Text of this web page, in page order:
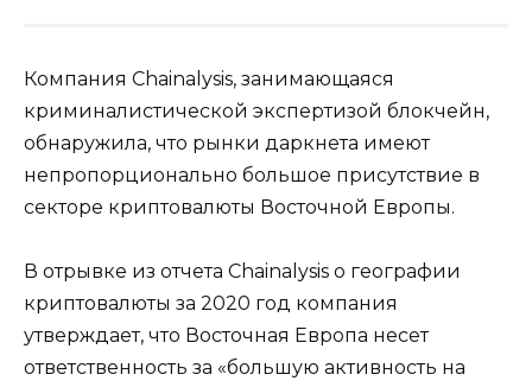
Компания Chainalysis, занимающаяся
криминалистической экспертизой блокчейн,
обнаружила, что рынки даркнета имеют
непропорционально большое присутствие в
секторе криптовалюты Восточной Европы.
В отрывке из отчета Chainalysis о географии
криптовалюты за 2020 год компания
утверждает, что Восточная Европа несет
ответственность за «большую активность на